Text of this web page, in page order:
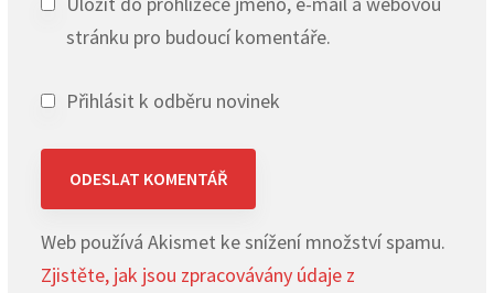
stránku pro budoucí komentáře.
Přihlásit k odběru novinek
Web používá Akismet ke snížení množství spamu.
Zjistěte, jak jsou zpracovávány údaje z